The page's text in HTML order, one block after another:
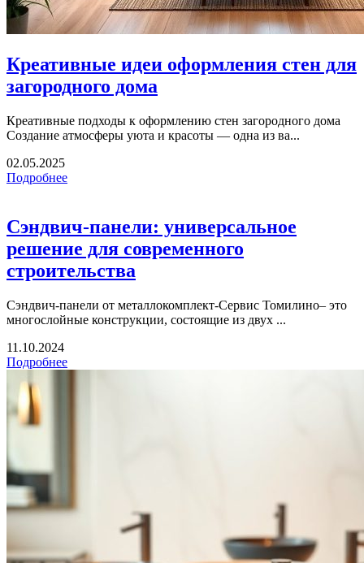
Креативные идеи оформления стен для
загородного дома
Креативные подходы к оформлению стен загородного дома
Создание атмосферы уюта и красоты — одна из ва...
02.05.2025
Подробнее
Сэндвич-панели: универсальное
решение для современного
строительства
Сэндвич-панели от металлокомплект-Сервис Томилино– это
многослойные конструкции, состоящие из двух ...
11.10.2024
Подробнее